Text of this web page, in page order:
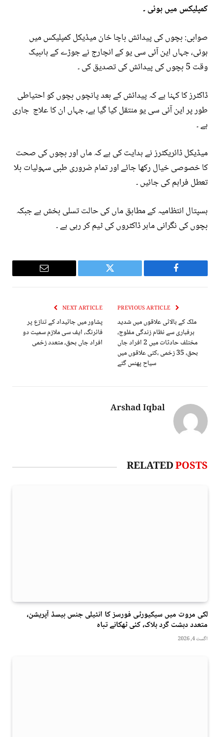
کمپلیکس میں ہوئی ۔
صوابی: بچوں کی پیدائش باچا خان میڈیکل کمپلیکس میں
ہوئی، جہاں این آئی سی یو کے انچارج نے جوڑے کے ہاںبیک
وقت 5 بچوں کی پیدائش کی تصدیق کی ۔
ڈاکٹرز کا کہنا ہے کہ پیدائش کے بعد پانچوں بچوں کو احتیاطی
طور پر این آئی سی یو منتقل کیا گیا ہے، جہاں ان کا علاج جاری
ہے ۔
میڈیکل ڈائریکٹرز نے ہدایت کی ہے کہ ماں اور بچوں کی صحت
کا خصوصی خیال رکھا جائے اور تمام ضروری طبی سہولیات بلا
تعطل فراہم کی جائیں ۔
ہسپتال انتظامیہ کے مطابق ماں کی حالت تسلی بخش ہے جبکہ
بچوں کی نگرانی ماہر ڈاکٹروں کی ٹیم کر رہی ہے ۔
Facebook
Twitter
Email
ملک کے بالائی علاقوں میں شدید
برفباری سے نظام زندگی مفلوج،
مختلف حادثات میں 2 افراد جاں
بحق، 35 زخمی ،کئی علاقوں میں
سیاح پھنس گئے
NEXT ARTICLE
پشاور میں جائیداد کے تنازع پر
فائرنگ، ایف سی ملازم سمیت دو
افراد جاں بحق، متعدد زخمی
Arshad Iqbal
RELATEDPOSTS
لکی مروت میں سیکیورٹی فورسز کا انٹیلی جنس بیسڈ آپریشن،
متعدد دہشت گرد ہلاک، کئی ٹھکانے تباہ
اگست 4, 2026